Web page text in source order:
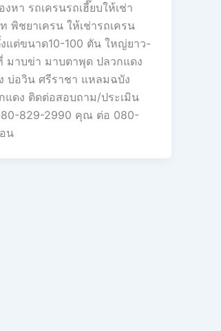
หา รถเครนรถเฮี๊ยบให้เช่า
พิชยาเครน ให้เช่ารถเครน
แต่ขนาด10-100 ตัน ใหญ่ยาว-
มาบข่า มาบตาพุด ปลวกแดง
บ่อวิน ศรีราชา แหลมฉบัง
แดง ติดต่อสอบถาม/ประเมิน
829-2990 คุณ ต่อ 080-
น